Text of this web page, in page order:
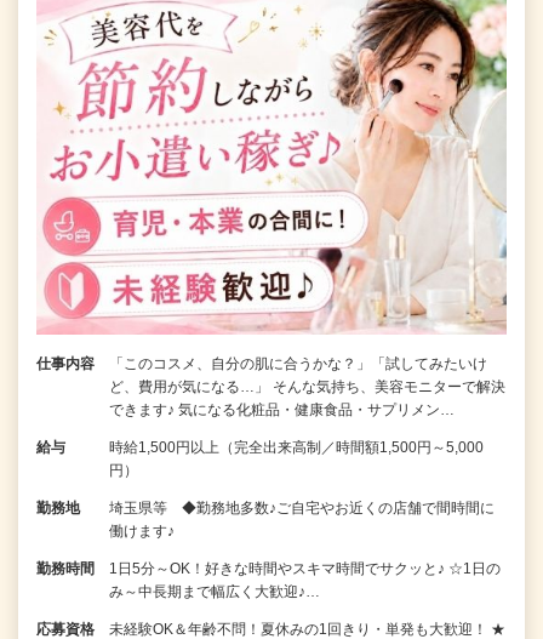
仕事内容
「このコスメ、自分の肌に合うかな？」「試してみたいけ
ど、費用が気になる…」 そんな気持ち、美容モニターで解決
できます♪ 気になる化粧品・健康食品・サプリメン…
給与
時給1,500円以上（完全出来高制／時間額1,500円～5,000
円）
勤務地
埼玉県等 ◆勤務地多数♪ご自宅やお近くの店舗で間時間に
働けます♪
勤務時間
1日5分～OK！好きな時間やスキマ時間でサクッと♪ ☆1日の
み～中長期まで幅広く大歓迎♪…
応募資格
未経験OK＆年齢不問！夏休みの1回きり・単発も大歓迎！ ★